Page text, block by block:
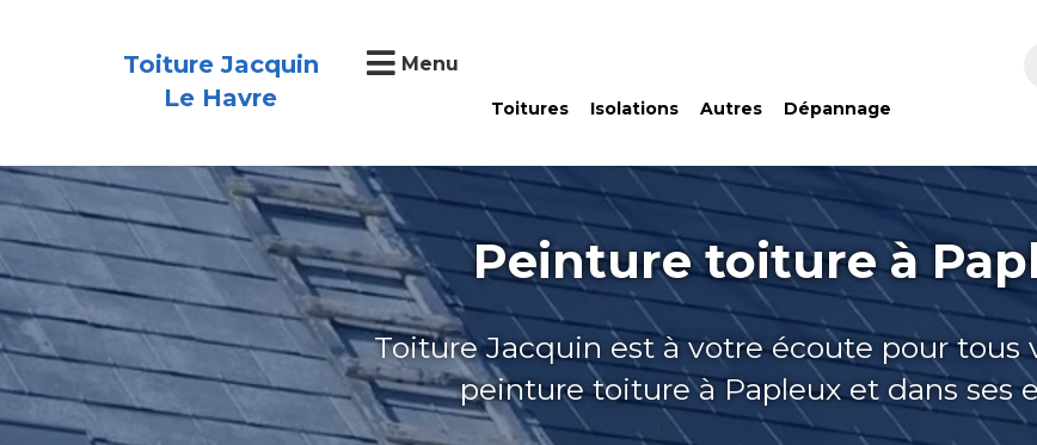
Toiture Jacquin
Le Havre
Menu
Toitures Isolations Autres Dépannage
Peinture toiture à
Toiture Jacquin est à votre écoute pour tous
peinture toiture à Papleux et dans ses